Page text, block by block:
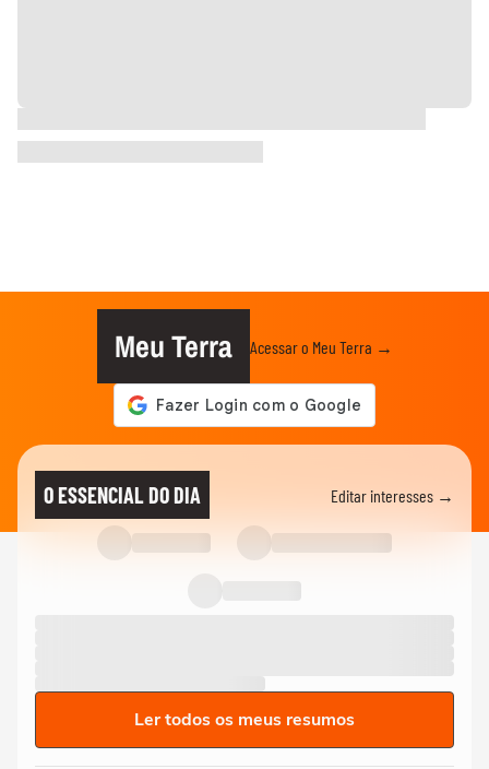
Meu Terra Acessar o Meu Terra →
O ESSENCIAL DO DIA Editar interesses →
Ler todos os meus resumos